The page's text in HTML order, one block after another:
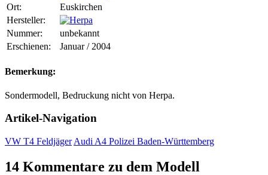
Ort:
Euskirchen
Hersteller:
Nummer:
unbekannt
Erschienen:
Januar / 2004
Bemerkung:
Sondermodell, Bedruckung nicht von Herpa.
Artikel-Navigation
VW T4 Feldjäger Audi A4 Polizei Baden-Württemberg
14 Kommentare zu dem Modell